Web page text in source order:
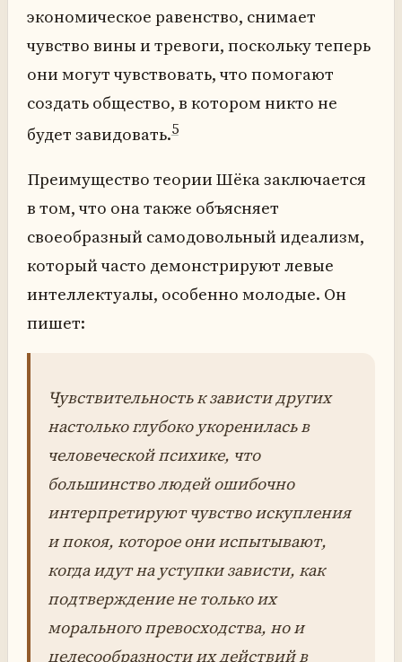
экономическое равенство, снимает
чувство вины и тревоги, поскольку теперь
они могут чувствовать, что помогают
создать общество, в котором никто не
будет завидовать.5
Преимущество теории Шёка заключается
в том, что она также объясняет
своеобразный самодовольный идеализм,
который часто демонстрируют левые
интеллектуалы, особенно молодые. Он
пишет:
Чувствительность к зависти других
настолько глубоко укоренилась в
человеческой психике, что
большинство людей ошибочно
интерпретируют чувство искупления
и покоя, которое они испытывают,
когда идут на уступки зависти, как
подтверждение не только их
морального превосходства, но и
целесообразности их действий в